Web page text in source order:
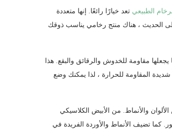
الطبيعي تعد خيارًا رائعًا. إنها متعددة
الحديث ، هناك منتج رخامي يناسب ذوقك
يجعلها مقاومة للخدوش والرقائق والبقع. هذا
شديدة المقاومة للحرارة ، لذا يمكنك وضع
والأنماط. من الأبيض الكلاسيكي
كما تضيف الأنماط والأوردة الفريدة في